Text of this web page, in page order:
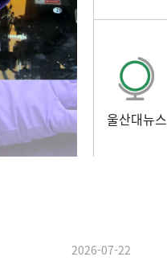
울산대뉴스
2026-07-22